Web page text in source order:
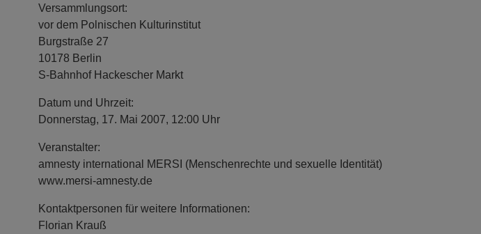
Versammlungsort:
vor dem Polnischen Kulturinstitut
Burgstraße 27
10178 Berlin
S-Bahnhof Hackescher Markt
Datum und Uhrzeit:
Donnerstag, 17. Mai 2007, 12:00 Uhr
Veranstalter:
amnesty international MERSI (Menschenrechte und sexuelle Identität)
www.mersi-amnesty.de
Kontaktpersonen für weitere Informationen:
Florian Krauß